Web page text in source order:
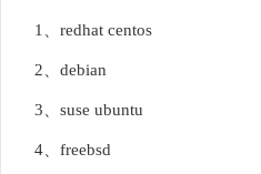
1、redhat centos
2、debian
3、suse ubuntu
4、freebsd